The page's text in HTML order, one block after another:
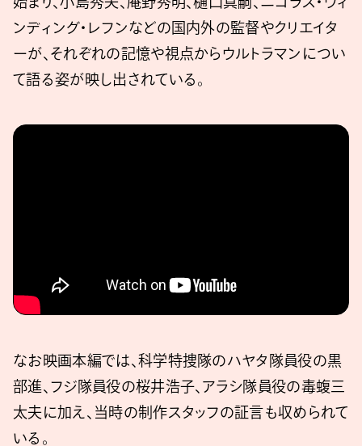
ンディング・レフンなどの国内外の監督やクリエイタ
ーが、それぞれの記憶や視点からウルトラマンについ
て語る姿が映し出されている。
なお映画本編では、科学特捜隊のハヤタ隊員役の黒
部進、フジ隊員役の桜井浩子、アラシ隊員役の毒蝮三
太夫に加え、当時の制作スタッフの証言も収められて
いる。